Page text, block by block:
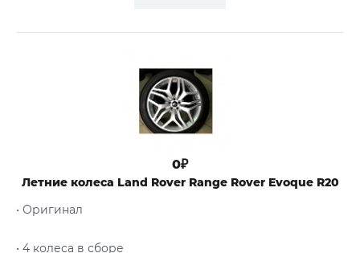
0₽
Летние колеса Land Rover Range Rover Evoque R20
• Оригинал
• 4 колеса в сборе